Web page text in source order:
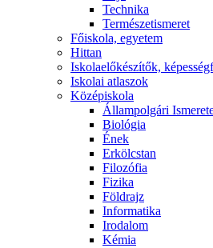
Technika
Természetismeret
Főiskola, egyetem
Hittan
Iskolaelőkészítők,
Iskolai atlaszok
Középiskola
Állampolgári
Biológia
Ének
Erkölcstan
Filozófia
Fizika
Földrajz
Informatika
Irodalom
Kémia